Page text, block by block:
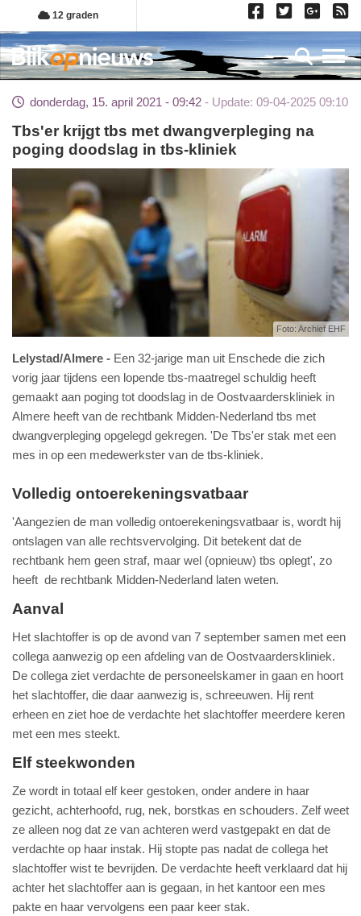
Overslaan
en
naar
de
gaan
12 graden
donderdag, 15. april 2021 - 09:42 Update: 09-04-2025 09:10
Tbs'er krijgt tbs met dwangverpleging na
poging doodslag in tbs-kliniek
Foto: Archief EHF
Lelystad/Almere
Een 32-jarige man uit Enschede die zich
vorig jaar tijdens een lopende tbs-maatregel schuldig heeft
gemaakt aan poging tot doodslag in de Oostvaarderskliniek in
Almere heeft van de rechtbank Midden-Nederland tbs met
dwangverpleging opgelegd gekregen. 'De Tbs'er stak met een
mes in op een medewerkster van de tbs-kliniek.
Volledig ontoerekeningsvatbaar
'Aangezien de man volledig ontoerekeningsvatbaar is, wordt hij
ontslagen van alle rechtsvervolging. Dit betekent dat de
rechtbank hem geen straf, maar wel (opnieuw) tbs oplegt', zo
heeft de rechtbank Midden-Nederland laten weten.
Aanval
Het slachtoffer is op de avond van 7 september samen met een
collega aanwezig op een afdeling van de Oostvaarderskliniek.
De collega ziet verdachte de personeelskamer in gaan en hoort
het slachtoffer, die daar aanwezig is, schreeuwen. Hij rent
erheen en ziet hoe de verdachte het slachtoffer meerdere keren
met een mes steekt.
Elf steekwonden
Ze wordt in totaal elf keer gestoken, onder andere in haar
gezicht, achterhoofd, rug, nek, borstkas en schouders. Zelf weet
ze alleen nog dat ze van achteren werd vastgepakt en dat de
verdachte op haar instak. Hij stopte pas nadat de collega het
slachtoffer wist te bevrijden. De verdachte heeft verklaard dat hij
achter het slachtoffer aan is gegaan, in het kantoor een mes
pakte en haar vervolgens een paar keer stak.